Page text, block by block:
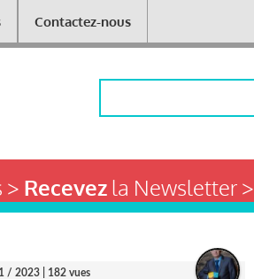
Contactez-nous
> Recevezla Newsletter >
/ 2023 | 182 vues